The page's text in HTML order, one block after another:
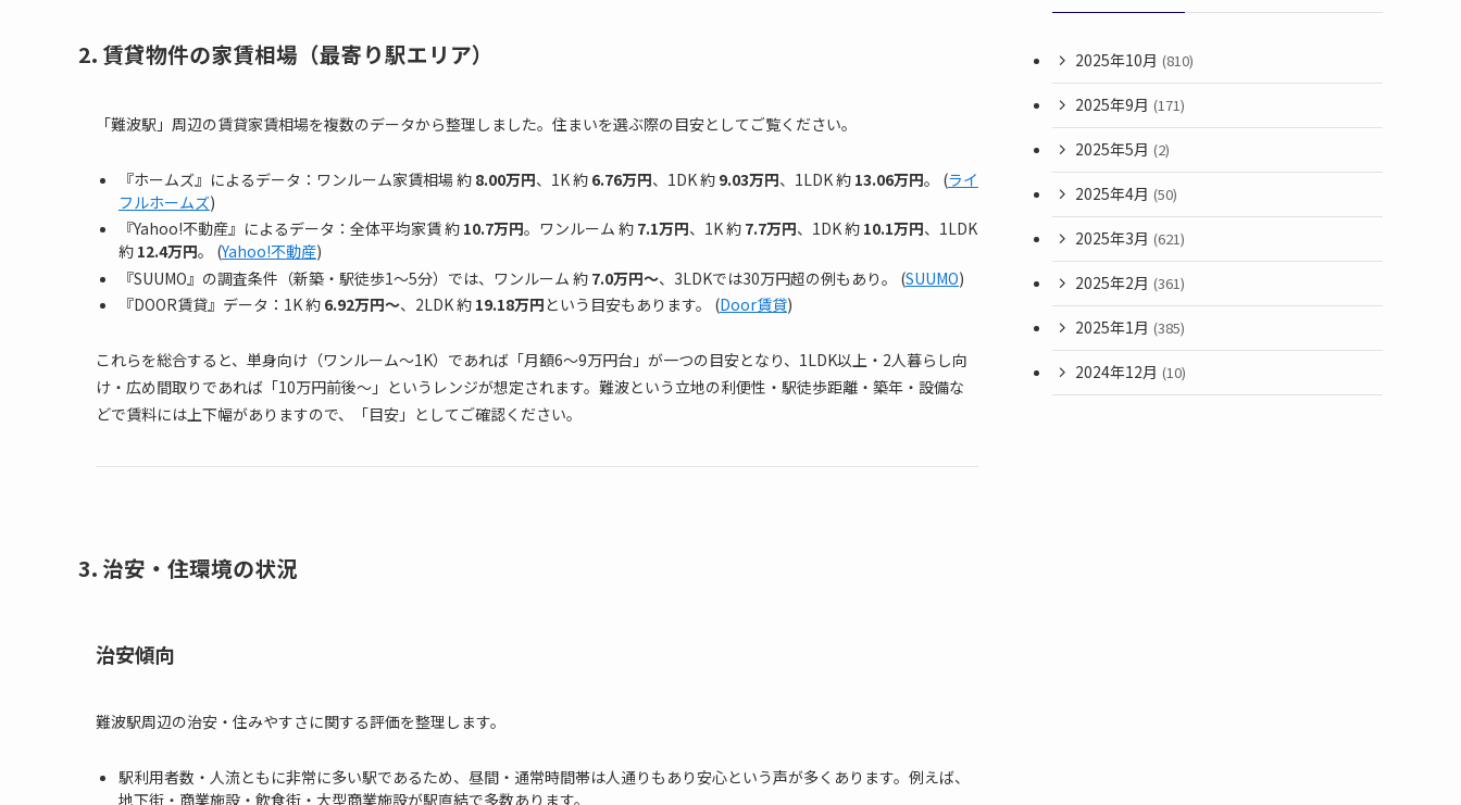
2. 賃貸物件の家賃相場（最寄り駅エリア）
「難波駅」周辺の賃貸家賃相場を複数のデータから整理しました。住まいを選ぶ際の目安としてご覧ください。
『ホームズ』によるデータ：ワンルーム家賃相場 約 8.00万円、1K 約 6.76万円、1DK 約 9.03万円、1LDK 約 13.06万円。 (ライ
フルホームズ)
『Yahoo!不動産』によるデータ：全体平均家賃 約 10.7万円。ワンルーム 約 7.1万円、1K 約 7.7万円、1DK 約 10.1万円、1LDK
約 12.4万円。 (Yahoo!不動産)
『SUUMO』の調査条件（新築・駅徒歩1〜5分）では、ワンルーム 約 7.0万円～、3LDKでは30万円超の例もあり。 (SUUMO)
『DOOR賃貸』データ：1K 約 6.92万円〜、2LDK 約 19.18万円という目安もあります。 (Door賃貸)
これらを総合すると、単身向け（ワンルーム～1K）であれば「月額6〜9万円台」が一つの目安となり、1LDK以上・2人暮らし向
け・広め間取りであれば「10万円前後～」というレンジが想定されます。難波という立地の利便性・駅徒歩距離・築年・設備な
どで賃料には上下幅がありますので、「目安」としてご確認ください。
3. 治安・住環境の状況
治安傾向
難波駅周辺の治安・住みやすさに関する評価を整理します。
駅利用者数・人流ともに非常に多い駅であるため、昼間・通常時間帯は人通りもあり安心という声が多くあります。例えば、
地下街・商業施設・飲食街・大型商業施設が駅直結で多数あります。
2025年10月 (810)
2025年9月 (171)
2025年5月 (2)
2025年4月 (50)
2025年3月 (621)
2025年2月 (361)
2025年1月 (385)
2024年12月 (10)